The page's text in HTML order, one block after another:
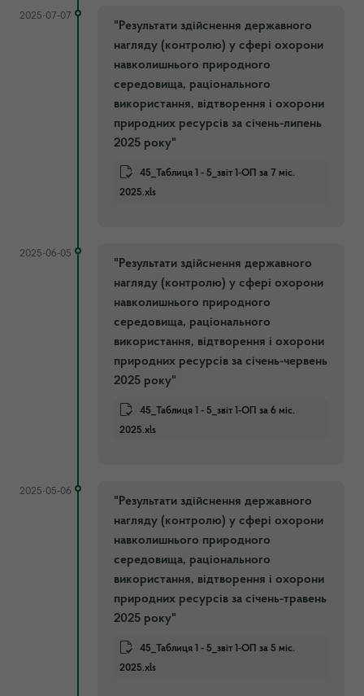
2025-07-07
"Результати здійснення державного
нагляду (контролю) у сфері охорони
навколишнього природного
середовища, раціонального
використання, відтворення і охорони
природних ресурсів за січень-липень
2025 року"
45_Таблиця 1 - 5_звіт 1-ОП за 7 міс.
2025.xls
2025-06-05
"Результати здійснення державного
нагляду (контролю) у сфері охорони
навколишнього природного
середовища, раціонального
використання, відтворення і охорони
природних ресурсів за січень-червень
2025 року"
45_Таблиця 1 - 5_звіт 1-ОП за 6 міс.
2025.xls
2025-05-06
"Результати здійснення державного
нагляду (контролю) у сфері охорони
навколишнього природного
середовища, раціонального
використання, відтворення і охорони
природних ресурсів за січень-травень
2025 року"
45_Таблиця 1 - 5_звіт 1-ОП за 5 міс.
2025.xls